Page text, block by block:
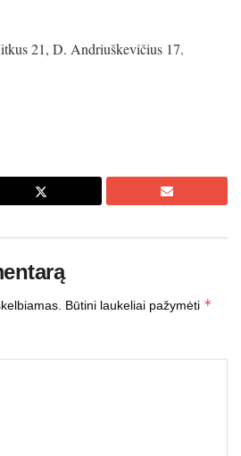
21, D. Andriuškevičius 17.
Būtini laukeliai pažymėti *